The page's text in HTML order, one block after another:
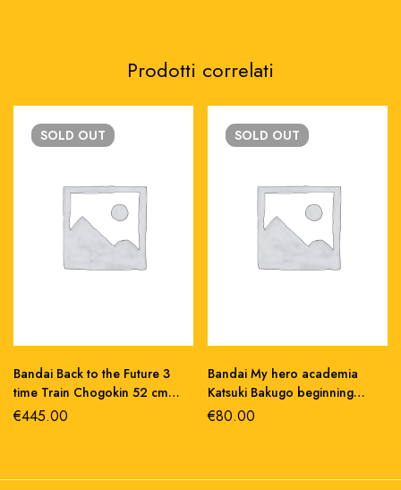
Prodotti correlati
SOLD OUT
Bandai Back to the Future 3
time Train Chogokin 52 cm
abs/metallo
€445.00
SOLD OUT
Bandai My hero academia
Katsuki Bakugo beginning
s.h.figuarts pvc 18 cm
€80.00